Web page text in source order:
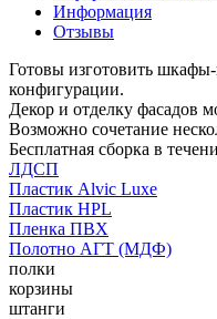
Информация
Отзывы
Готовы изготовить
конфигурации.
Декор и отделку фасадов
Возможно сочетание
Бесплатная сборка в
ЛДСП
Пластик Alvic Luxe
Пластик HPL
Пленка ПВХ
Полотно АГТ (МДФ)
полки
корзины
штанги